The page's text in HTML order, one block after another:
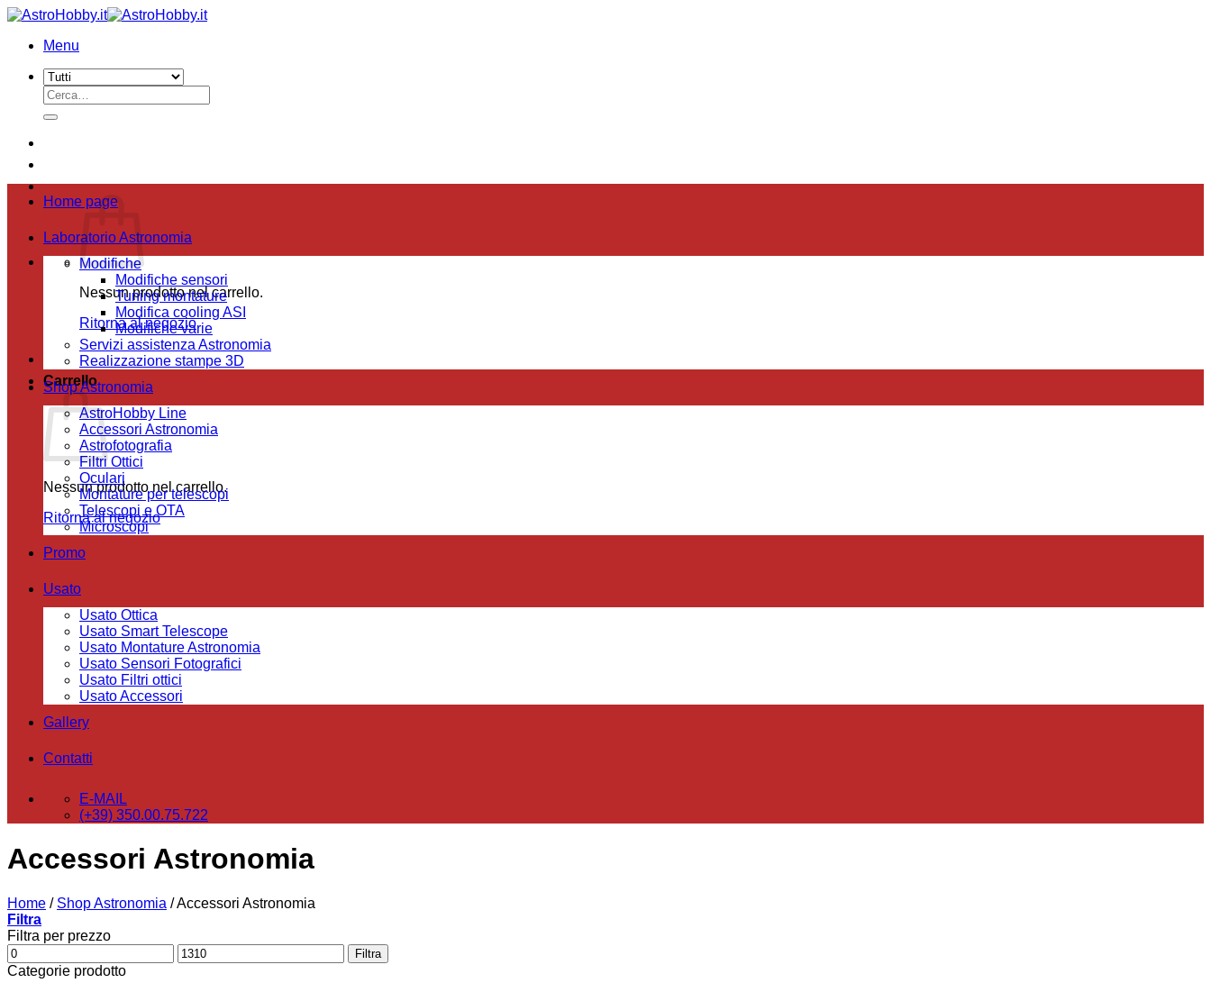
Salta
contenuti
Menu
Cerca:
Nessun prodotto nel carrello.
Ritorna al negozio
Carrello
Nessun prodotto nel carrello.
Ritorna al negozio
Home page
Laboratorio Astronomia
Modifiche
Modifiche sensori
Tuning montature
Modifica cooling ASI
Modifiche varie
Servizi assistenza Astronomia
Realizzazione stampe 3D
Shop Astronomia
AstroHobby Line
Accessori Astronomia
Astrofotografia
Filtri Ottici
Oculari
Montature per telescopi
Telescopi e OTA
Microscopi
Promo
Usato
Usato Ottica
Usato Smart Telescope
Usato Montature Astronomia
Usato Sensori Fotografici
Usato Filtri ottici
Usato Accessori
Gallery
Contatti
E-MAIL
(+39) 350.00.75.722
Accessori Astronomia
Home / Shop Astronomia /Accessori Astronomia
Filtra
Filtra per prezzo
Prezzo
Min
Prezzo
Max
Filtra
Categorie prodotto